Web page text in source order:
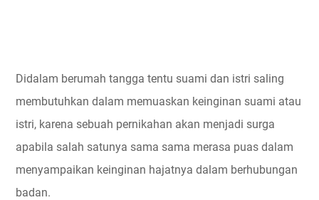
Didalam berumah tangga tentu suami dan istri saling
membutuhkan dalam memuaskan keinginan suami atau
istri, karena sebuah pernikahan akan menjadi surga
apabila salah satunya sama sama merasa puas dalam
menyampaikan keinginan hajatnya dalam berhubungan
badan.